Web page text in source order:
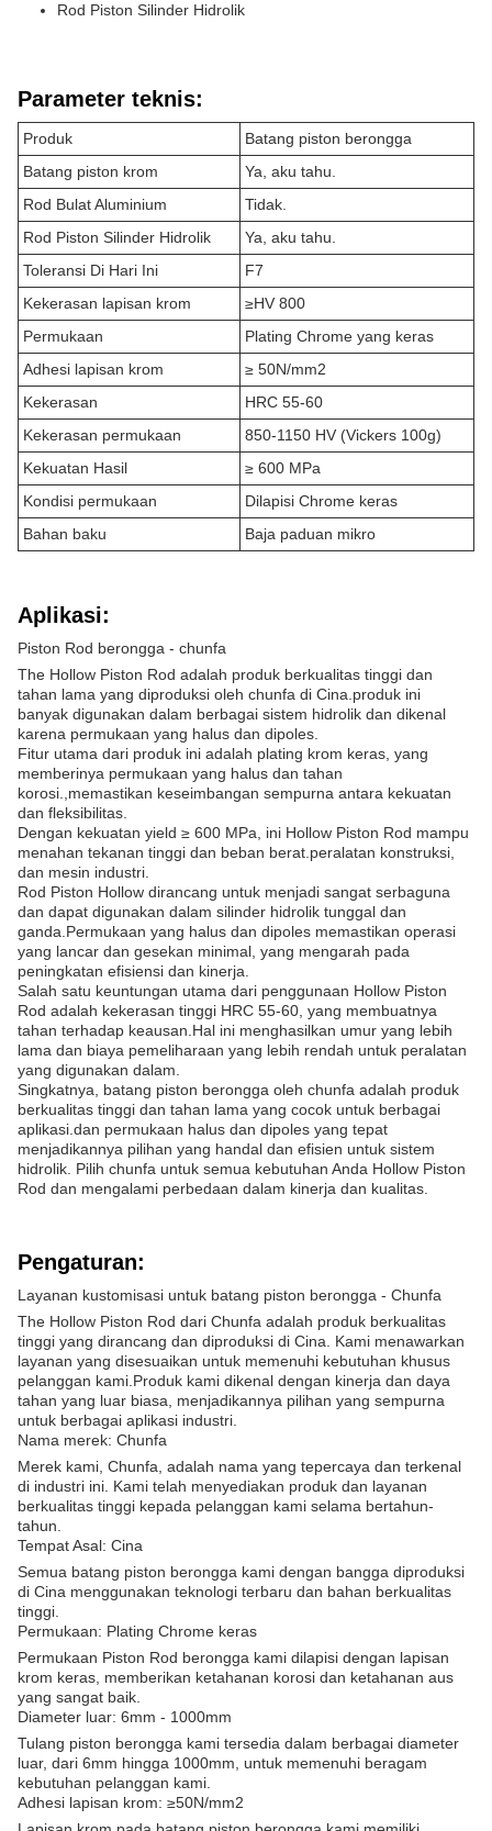
Rod Piston Silinder Hidrolik
Parameter teknis:
Produk
Batang piston berongga
Batang piston krom
Ya, aku tahu.
Rod Bulat Aluminium
Tidak.
Rod Piston Silinder Hidrolik
Ya, aku tahu.
Toleransi Di Hari Ini
F7
Kekerasan lapisan krom
≥HV 800
Permukaan
Plating Chrome yang keras
Adhesi lapisan krom
≥ 50N/mm2
Kekerasan
HRC 55-60
Kekerasan permukaan
850-1150 HV (Vickers 100g)
Kekuatan Hasil
≥ 600 MPa
Kondisi permukaan
Dilapisi Chrome keras
Bahan baku
Baja paduan mikro
Aplikasi:
Piston Rod berongga - chunfa
The Hollow Piston Rod adalah produk berkualitas tinggi dan
tahan lama yang diproduksi oleh chunfa di Cina.produk ini
banyak digunakan dalam berbagai sistem hidrolik dan dikenal
karena permukaan yang halus dan dipoles.
Fitur utama dari produk ini adalah plating krom keras, yang
memberinya permukaan yang halus dan tahan
korosi.,memastikan keseimbangan sempurna antara kekuatan
dan fleksibilitas.
Dengan kekuatan yield ≥ 600 MPa, ini Hollow Piston Rod mampu
menahan tekanan tinggi dan beban berat.peralatan konstruksi,
dan mesin industri.
Rod Piston Hollow dirancang untuk menjadi sangat serbaguna
dan dapat digunakan dalam silinder hidrolik tunggal dan
ganda.Permukaan yang halus dan dipoles memastikan operasi
yang lancar dan gesekan minimal, yang mengarah pada
peningkatan efisiensi dan kinerja.
Salah satu keuntungan utama dari penggunaan Hollow Piston
Rod adalah kekerasan tinggi HRC 55-60, yang membuatnya
tahan terhadap keausan.Hal ini menghasilkan umur yang lebih
lama dan biaya pemeliharaan yang lebih rendah untuk peralatan
yang digunakan dalam.
Singkatnya, batang piston berongga oleh chunfa adalah produk
berkualitas tinggi dan tahan lama yang cocok untuk berbagai
aplikasi.dan permukaan halus dan dipoles yang tepat
menjadikannya pilihan yang handal dan efisien untuk sistem
hidrolik. Pilih chunfa untuk semua kebutuhan Anda Hollow Piston
Rod dan mengalami perbedaan dalam kinerja dan kualitas.
Pengaturan:
Layanan kustomisasi untuk batang piston berongga - Chunfa
The Hollow Piston Rod dari Chunfa adalah produk berkualitas
tinggi yang dirancang dan diproduksi di Cina. Kami menawarkan
layanan yang disesuaikan untuk memenuhi kebutuhan khusus
pelanggan kami.Produk kami dikenal dengan kinerja dan daya
tahan yang luar biasa, menjadikannya pilihan yang sempurna
untuk berbagai aplikasi industri.
Nama merek: Chunfa
Merek kami, Chunfa, adalah nama yang tepercaya dan terkenal
di industri ini. Kami telah menyediakan produk dan layanan
berkualitas tinggi kepada pelanggan kami selama bertahun-
tahun.
Tempat Asal: Cina
Semua batang piston berongga kami dengan bangga diproduksi
di Cina menggunakan teknologi terbaru dan bahan berkualitas
tinggi.
Permukaan: Plating Chrome keras
Permukaan Piston Rod berongga kami dilapisi dengan lapisan
krom keras, memberikan ketahanan korosi dan ketahanan aus
yang sangat baik.
Diameter luar: 6mm - 1000mm
Tulang piston berongga kami tersedia dalam berbagai diameter
luar, dari 6mm hingga 1000mm, untuk memenuhi beragam
kebutuhan pelanggan kami.
Adhesi lapisan krom: ≥50N/mm2